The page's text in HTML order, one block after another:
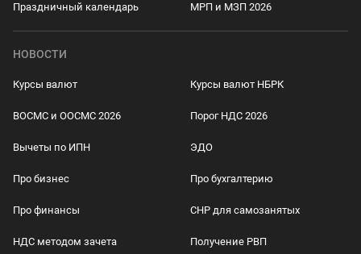
Праздничный календарь МРП и МЗП 2026
НОВОСТИ
Курсы валют Курсы валют НБРК
ВОСМС и ООСМС 2026 Порог НДС 2026
Вычеты по ИПН ЭДО
Про бизнес Про бухгалтерию
Про финансы СНР для самозанятых
НДС методом зачета Получение РВП